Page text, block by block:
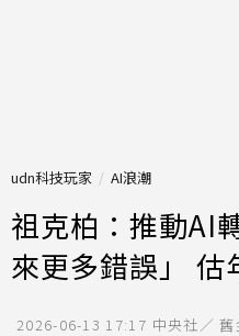
udn科技玩家 AI浪潮
祖克柏：推動AI
來更多錯誤」 估
2026-06-13 17:17 中央社／